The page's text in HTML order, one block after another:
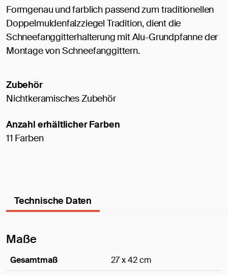
Formgenau und farblich passend zum traditionellen
Doppelmuldenfalzziegel Tradition, dient die
Schneefanggitterhalterung mit Alu-Grundpfanne der
Montage von Schneefanggittern.
Zubehör
Nichtkeramisches Zubehör
Anzahl erhältlicher Farben
11 Farben
Technische Daten
Maße
Gesamtmaß
27 x 42 cm